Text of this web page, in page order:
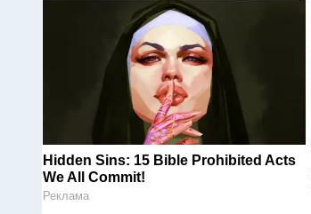
Hidden Sins: 15 Bible Prohibited Acts
We All Commit!
Реклама